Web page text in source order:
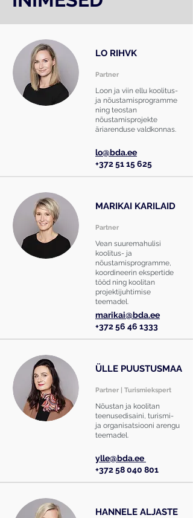
LO RIHVK
Partner
Loon ja viin ellu koolitus-
ja nõustamisprogramme
ning teostan
nõustamisprojekte
äriarenduse valdkonnas.
lo@bda.ee
+372 51 15 625
MARIKAI KARILAID
Partner
Vean suuremahulisi
koolitus- ja
nõustamisprogramme,
koordineerin ekspertide
tööd ning koolitan
projektijuhtimise
teemadel.
marikai@bda.ee
+372 56 46 1333
ÜLLE PUUSTUSMAA
Partner | Turismiekspert
Nõustan ja koolitan
teenusedisaini, turismi-
ja organisatsiooni arengu
teemadel.
ylle@bda.ee
+372 58 040 801
HANNELE ALJASTE